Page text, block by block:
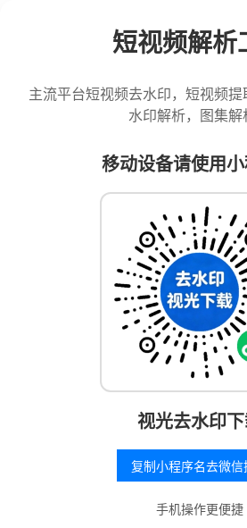
短视频解析
主流平台短视频去水印，短视频
水印解析，图集解
移动设备请使用
视光去水印
复制小程序名去微信
手机操作更便捷